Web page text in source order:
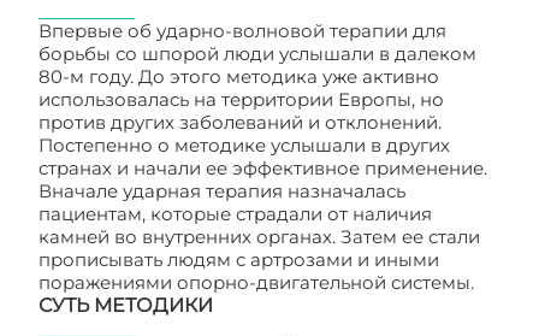
Впервые об ударно-волновой терапии для
борьбы со шпорой люди услышали в далеком
80-м году. До этого методика уже активно
использовалась на территории Европы, но
против других заболеваний и отклонений.
Постепенно о методике услышали в других
странах и начали ее эффективное применение.
Вначале ударная терапия назначалась
пациентам, которые страдали от наличия
камней во внутренних органах. Затем ее стали
прописывать людям с артрозами и иными
поражениями опорно-двигательной системы.
СУТЬ МЕТОДИКИ